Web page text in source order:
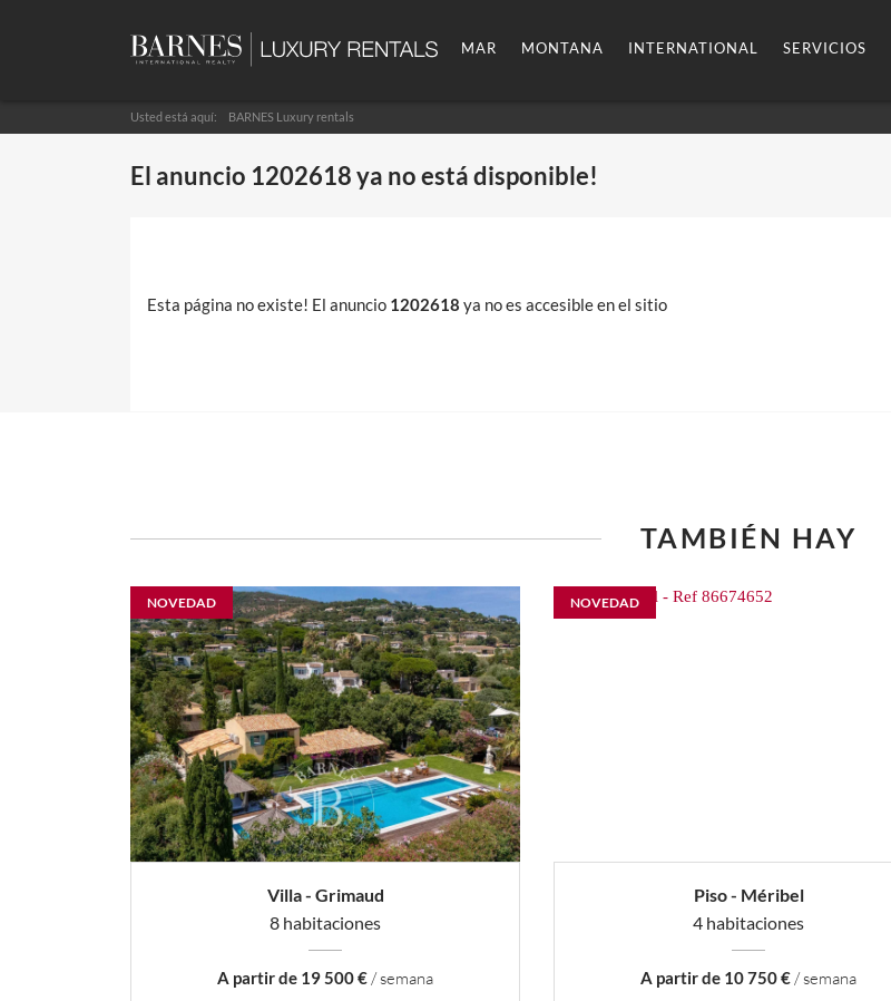
MAR MONTANA INTERNATIONAL SERVICIOS
Usted está aquí: BARNES Luxury rentals
El anuncio 1202618ya no está disponible!
Esta página no existe! El anuncio 1202618 ya no es accesible en el sitio
TAMBIÉN HAY
NOVEDAD
Villa - Grimaud
8 habitaciones
A partir de 19 500 € / semana
NOVEDAD
Piso - Méribel
4 habitaciones
A partir de 10 750 € / semana